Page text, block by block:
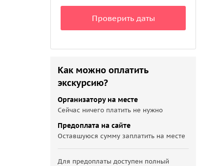
Проверить даты
Как можно оплатить
экскурсию?
Организатору на месте
Сейчас ничего платить не нужно
Предоплата на сайте
Оставшуюся сумму заплатить на месте
Для предоплаты доступен полный